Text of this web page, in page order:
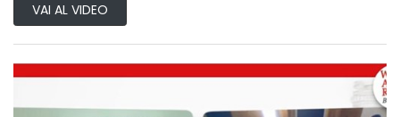
VAI AL VIDEO